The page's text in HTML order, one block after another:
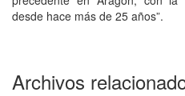
desde hace más de 25 años”.
Archivos